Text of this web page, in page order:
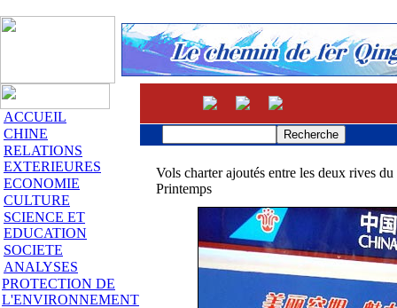
ACCUEIL
CHINE
RELATIONS
EXTERIEURES
ECONOMIE
CULTURE
SCIENCE ET
EDUCATION
SOCIETE
ANALYSES
PROTECTION DE
L'ENVIRONNEMENT
Vols charter ajoutés entre les deux rives
Printemps